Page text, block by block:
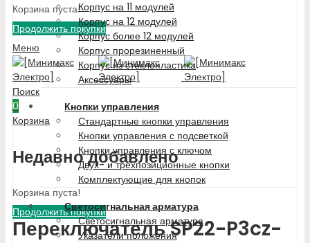
Корзина пуста!
Продолжить покупки
Меню
Поиск
0
Корзина
Недавно добавлено
Корзина пуста!
Продолжить покупки
Корпус на 11 модулей
Корпус на 12 модулей
Корпус более 12 модулей
Корпус прорезиненный
Корпус из стеклопластика
Аксессуары
Кнопки управления
Стандартные кнопки управления
Кнопки управления с подсветкой
Кнопки управления с ключом
Двух- и трехпозиционные кнопки
Комплектующие для кнопок
Светосигнальная арматура
Светосигнальная арматура
Указатели положения
Переключатель SP22-P3cz-